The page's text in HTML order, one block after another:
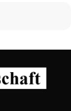
| Poem: Open